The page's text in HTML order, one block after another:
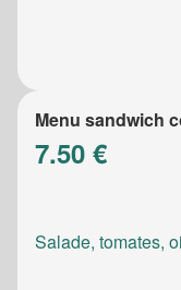
Menu sandwich
7.50 €
Salade, tomates,